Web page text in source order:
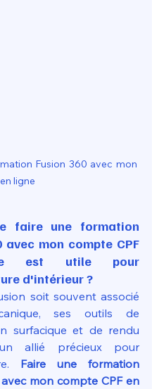
Fusion 360 avec mon
ligne
faire une formation
avec mon compte CPF
est utile pour
d'intérieur ?
soit souvent associé
ses outils de
surfacique et de rendu
allié précieux pour
Faire une formation
mon compte CPF en